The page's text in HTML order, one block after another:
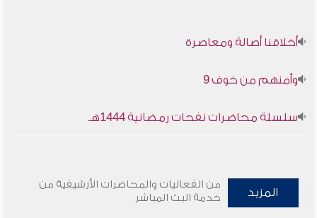
أخلاقنا أصالة ومعاصرة
وأمنهم من خوف 9
سلسلة محاضرات نفحات رمضانية 1444هـ
المزيد
من الفعاليات والمحاضرات الأرشيفية من
خدمة البث المباشر